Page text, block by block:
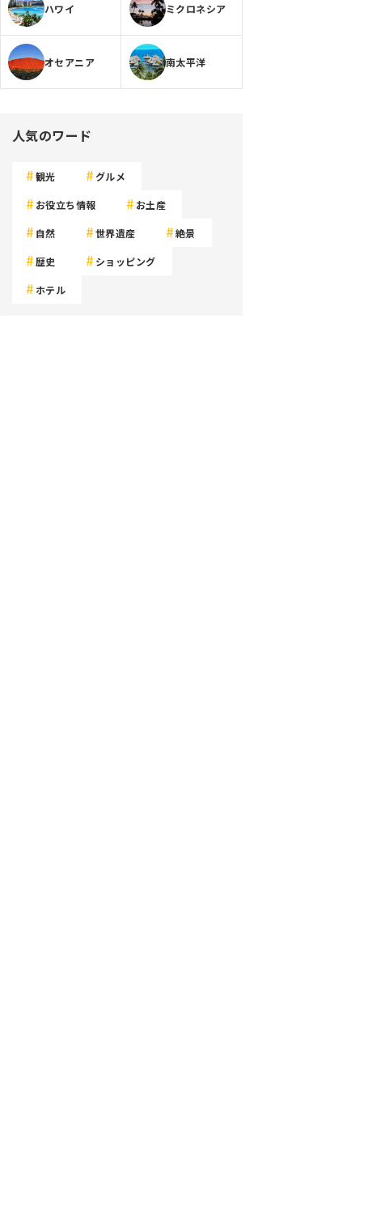
ハワイ ミクロネシア
オセアニア 南太平洋
人気のワード
観光 グルメ
お役立ち情報 お土産
自然 世界遺産 絶景
歴史 ショッピング
ホテル